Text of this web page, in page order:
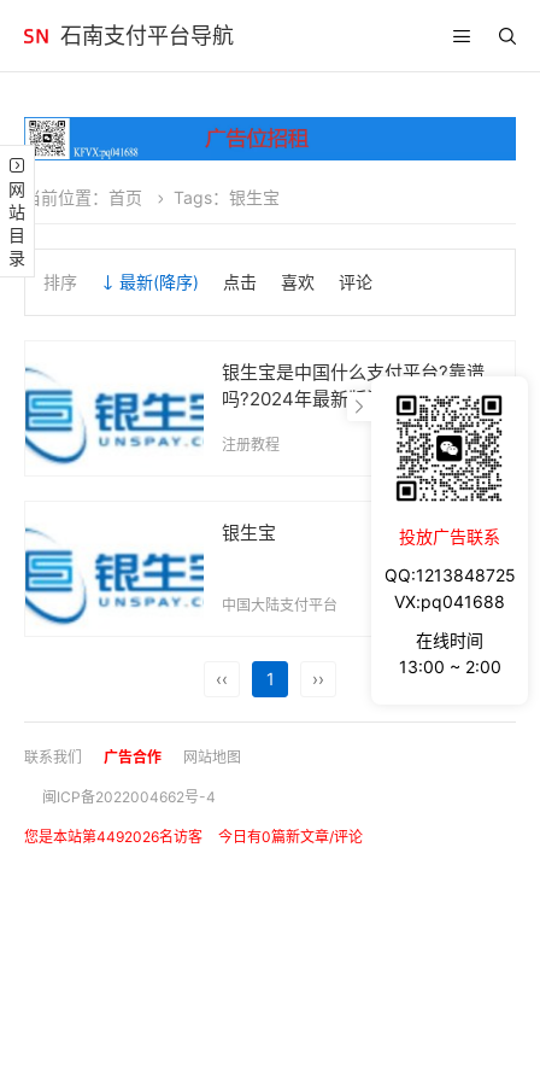
石南支付平台导航
网站目录 当前位置： 首页 Tags：银生宝
排序 最新(降序) 点击 喜欢 评论
银生宝是中国什么支付平台?靠谱
吗?2024年最新版注册使用指南
注册教程 2024-10-18
银生宝
中国大陆支付平台 2024-08-25
‹‹ 1 ››
联系我们 广告合作 网站地图
闽ICP备2022004662号-4
您是本站第4492026名访客 今日有0篇新文章/评论
投放广告联系
QQ:1213848725
VX:pq041688
在线时间
13:00 ~ 2:00